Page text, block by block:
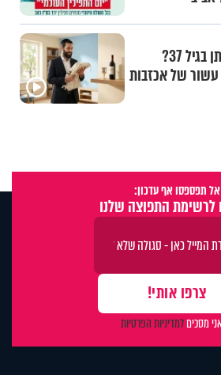
מה הסיכוי להתחתן בגיל 37?
של אכזבות
אל תפספסו אף עדכון:
התפוצה שלנו
מסכיםלמדיניות הפרטיות